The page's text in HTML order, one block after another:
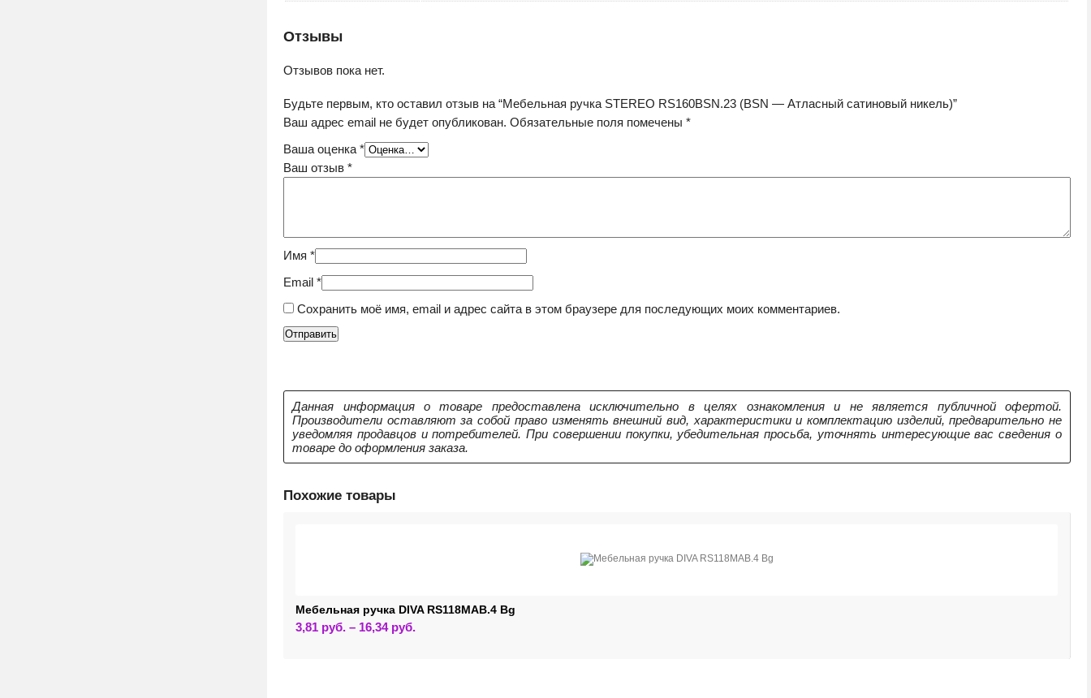
Отзывы
Отзывов пока нет.
Будьте первым, кто оставил отзыв на “Мебельная ручка STEREO RS160BSN.23 (BSN — Атласный сатиновый никель)”
Ваш адрес email не будет опубликован. Обязательные поля помечены*
Ваша оценка*
Ваш отзыв*
Имя*
Email*
Сохранить моё имя, email и адрес сайта в этом браузере для последующих моих комментариев.
Данная информация о товаре предоставлена исключительно в целях ознакомления и не является публичной офертой.
Производители оставляют за собой право изменять внешний вид, характеристики и комплектацию изделий, предварительно не
уведомляя продавцов и потребителей. При совершении покупки, убедительная просьба, уточнять интересующие вас сведения о
товаре до оформления заказа.
Похожие товары
Мебельная ручка DIVA RS118MAB.4 Bg
3,81 руб. – 16,34 руб.